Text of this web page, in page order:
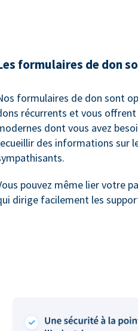
formulaires de don
formulaires de don sont
récurrents et vous
dont vous avez
des informations sur
pouvez même lier votre
dirige facilement les